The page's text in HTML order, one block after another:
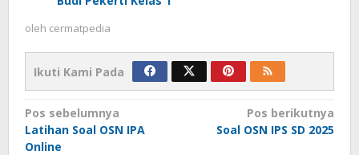
oleh cermatpedia
Ikuti Kami Pada
Navigasi
pos
Pos sebelumnya
Latihan Soal OSN IPA
Online
Pos berikutnya
Soal OSN IPS SD 2025